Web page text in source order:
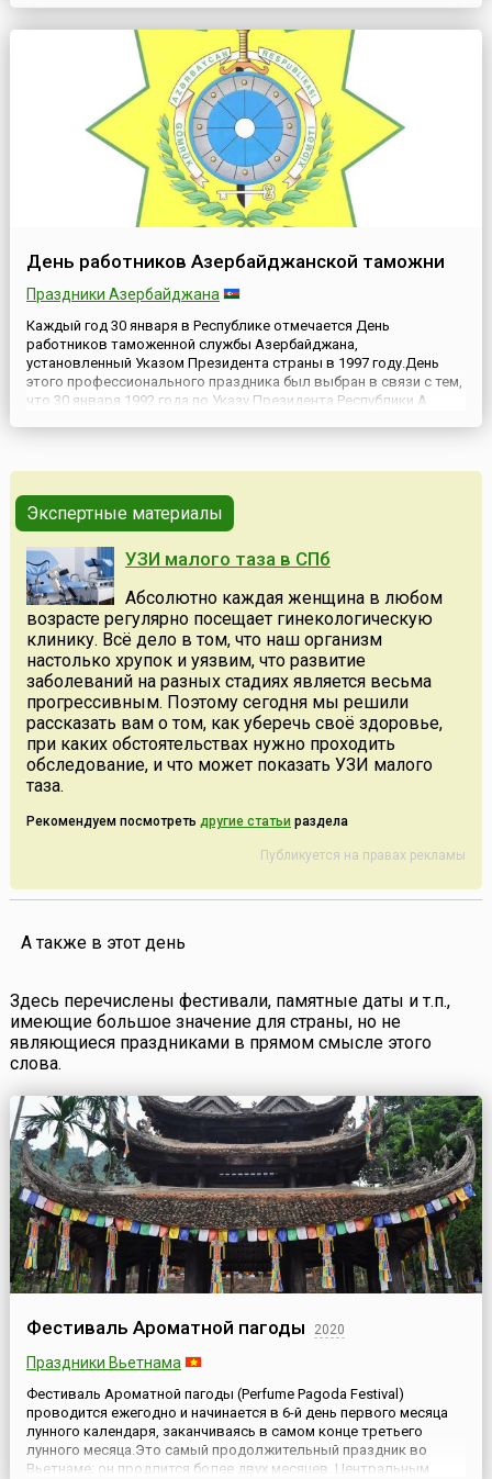
День работников Азербайджанской таможни
Праздники Азербайджана
Каждый год 30 января в Республике отмечается День
работников таможенной службы Азербайджана,
установленный Указом Президента страны в 1997 году.День
этого профессионального праздника был выбран в связи с тем,
что 30 января 1992 года по Указу Президента Республики А.
Экспертные материалы
УЗИ малого таза в СПб
Абсолютно каждая женщина в любом
возрасте регулярно посещает гинекологическую
клинику. Всё дело в том, что наш организм
настолько хрупок и уязвим, что развитие
заболеваний на разных стадиях является весьма
прогрессивным. Поэтому сегодня мы решили
рассказать вам о том, как уберечь своё здоровье,
при каких обстоятельствах нужно проходить
обследование, и что может показать УЗИ малого
таза.
Рекомендуем посмотреть другие статьи раздела
Публикуется на правах рекламы
А также в этот день
Здесь перечислены фестивали, памятные даты и т.п.,
имеющие большое значение для страны, но не
являющиеся праздниками в прямом смысле этого
слова.
Фестиваль Ароматной пагоды 2020
Праздники Вьетнама
Фестиваль Ароматной пагоды (Perfume Pagoda Festival)
проводится ежегодно и начинается в 6-й день первого месяца
лунного календаря, заканчиваясь в самом конце третьего
лунного месяца.Это самый продолжительный праздник во
Вьетнаме; он продлится более двух месяцев. Центральным